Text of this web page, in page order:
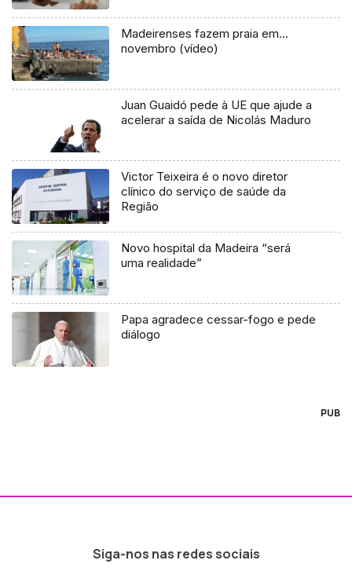
Madeirenses fazem praia em…
novembro (vídeo)
Juan Guaidó pede à UE que ajude a
acelerar a saída de Nicolás Maduro
Victor Teixeira é o novo diretor
clínico do serviço de saúde da
Região
Novo hospital da Madeira “será
uma realidade”
Papa agradece cessar-fogo e pede
diálogo
PUB
Siga-nos nas redes sociais